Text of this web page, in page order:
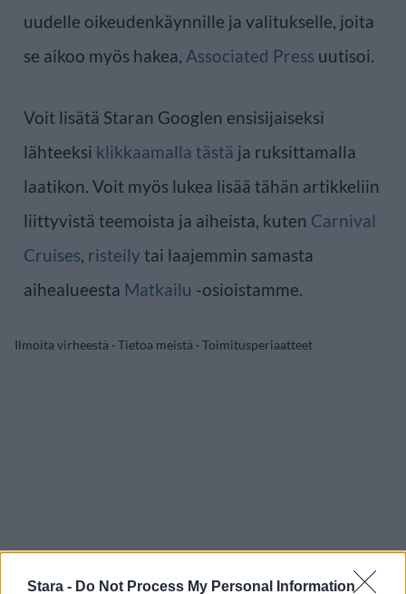
Stara - Do Not Process My Personal Information
uudelle oikeudenkäynnille ja valitukselle, joita
se aikoo myös hakea, Associated Press uutisoi.
Voit lisätä Staran Googlen ensisijaiseksi
lähteeksi klikkaamalla tästä ja ruksittamalla
laatikon. Voit myös lukea lisää tähän artikkeliin
liittyvistä teemoista ja aiheista, kuten Carnival
Cruises, risteily tai laajemmin samasta
aihealueesta Matkailu -osioistamme.
Ilmoita virheestä · Tietoa meistä · Toimitusperiaatteet